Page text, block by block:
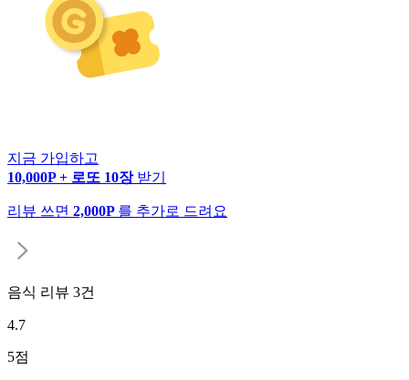
지금 가입하고
10,000P + 로또 10장 받기
리뷰 쓰면 2,000P 를 추가로 드려요
음식 리뷰 3건
4.7
5점